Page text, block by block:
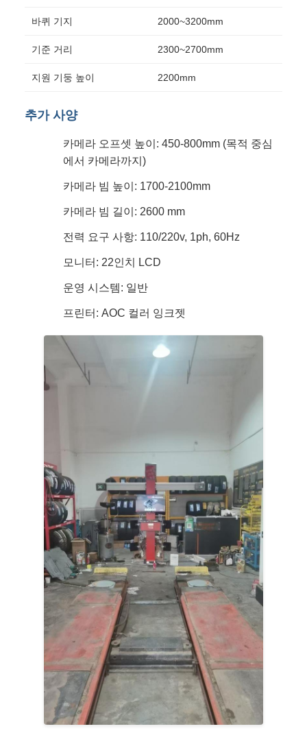
바퀴 기지 2000~3200mm
기준 거리 2300~2700mm
지원 기둥 높이 2200mm
추가 사양
카메라 오프셋 높이: 450-800mm (목적 중심
에서 카메라까지)
카메라 빔 높이: 1700-2100mm
카메라 빔 길이: 2600 mm
전력 요구 사항: 110/220v, 1ph, 60Hz
모니터: 22인치 LCD
운영 시스템: 일반
프린터: AOC 컬러 잉크젯